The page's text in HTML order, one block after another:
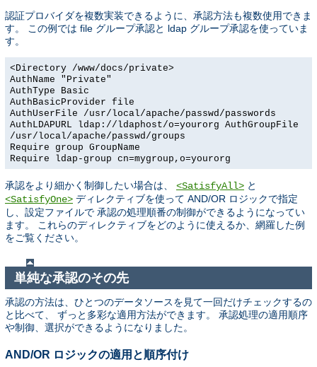
認証プロバイダを複数実装できるように、承認方法も複数使用できま
す。 この例では file グループ承認と ldap グループ承認を使っていま
す。
<Directory /www/docs/private>
AuthName "Private"
AuthType Basic
AuthBasicProvider file
AuthUserFile /usr/local/apache/passwd/passwords
AuthLDAPURL ldap://ldaphost/o=yourorg AuthGroupFile
/usr/local/apache/passwd/groups
Require group GroupName
Require ldap-group cn=mygroup,o=yourorg
承認をより細かく制御したい場合は、 <SatisfyAll> と
<SatisfyOne> ディレクティブを使って AND/OR ロジックで指定
し、設定ファイルで 承認の処理順番の制御ができるようになってい
ます。 これらのディレクティブをどのように使えるか、網羅した例
をご覧ください。
単純な承認のその先
承認の方法は、ひとつのデータソースを見て一回だけチェックするの
と比べて、 ずっと多彩な適用方法ができます。 承認処理の適用順序
や制御、選択ができるようになりました。
AND/OR ロジックの適用と順序付け